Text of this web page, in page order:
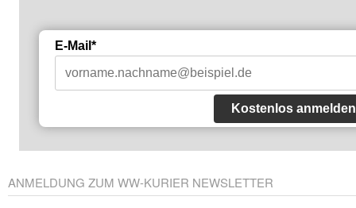
E-Mail*
Kostenlos anmelden
ANMELDUNG ZUM WW-KURIER NEWSLETTER